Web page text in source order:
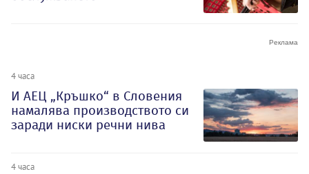
4 часа
И АЕЦ „Кръшко“ в Словения
намалява производството си
заради ниски речни нива
4 часа